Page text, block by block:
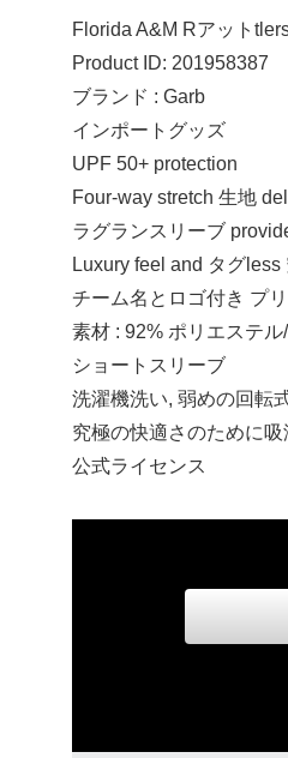
Florida A&M Rアット
Product ID: 201958387
ブランド : Garb
インポートグッズ
UPF 50+ protection
Four-way stretch 生地
ラグランスリーブ
Luxury feel and タグless
チーム名とロゴ付き プ
素材 : 92% ポリエステ
ショートスリーブ
洗濯機洗い, 弱めの回転
究極の快適さのために
公式ライセンス